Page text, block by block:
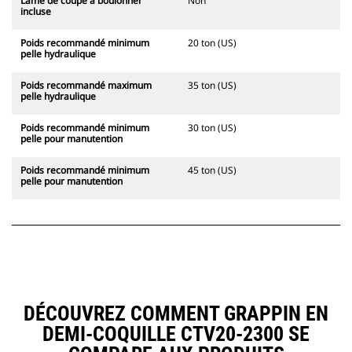
incluse
Poids recommandé minimum
pelle hydraulique
20 ton (US)
Poids recommandé maximum
pelle hydraulique
35 ton (US)
Poids recommandé minimum
pelle pour manutention
30 ton (US)
Poids recommandé minimum
pelle pour manutention
45 ton (US)
DÉCOUVREZ COMMENT GRAPPIN EN
DEMI-COQUILLE CTV20-2300 SE